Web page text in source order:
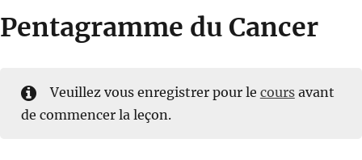
Pentagramme du Cancer
Veuillez vous enregistrer pour le coursavant
de commencer la leçon.